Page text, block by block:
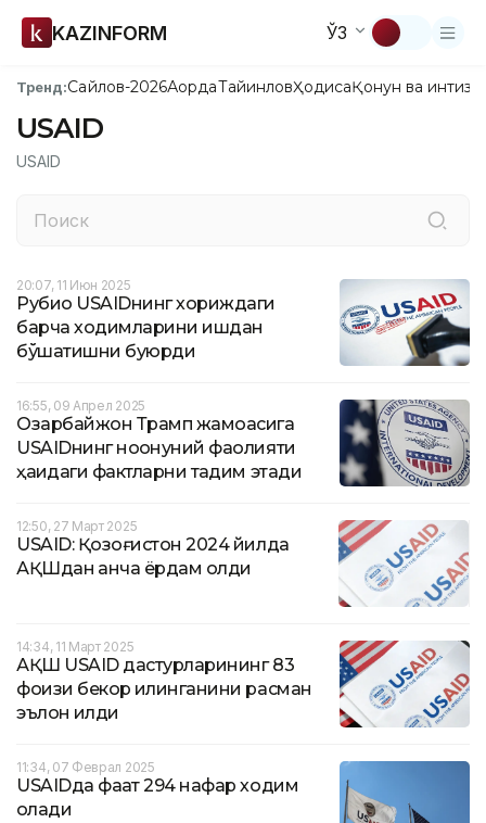
KAZINFORM ЎЗ
Тренд:Сайлов-2026АқордаТайинловҲодисаҚонун ва
USAID
USAID
20:07, 11 Июн 2025
Рубио USAIDнинг хориждаги
барча ходимларини ишдан
бўшатишни буюрди
16:55, 09 Апрел 2025
Озарбайжон Трамп жамоасига
USAIDнинг ноқонуний фаолияти
ҳақидаги фактларни тақдим этади
12:50, 27 Март 2025
USAID: Қозоғистон 2024 йилда
АҚШдан қанча ёрдам олди
14:34, 11 Март 2025
АҚШ USAID дастурларининг 83
фоизи бекор қилинганини расман
эълон қилди
11:34, 07 Феврал 2025
USAIDда фақат 294 нафар ходим
қолади